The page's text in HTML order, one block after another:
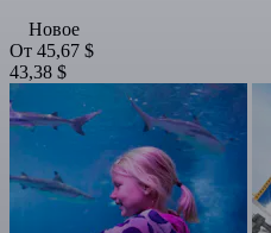
Новое
От 45,67 $
43,38 $